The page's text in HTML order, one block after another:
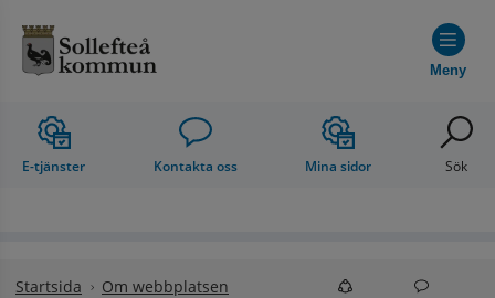
Meny
E-tjänster Kontakta oss Mina sidor Sök
Startsida
Om webbplatsen